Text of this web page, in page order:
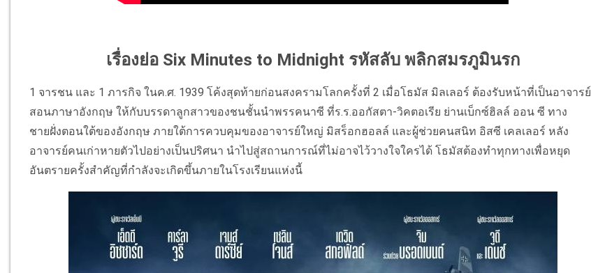
เรื่องย่อ Six Minutes to Midnight รหัสลับ พลิกสมรภูมินรก
1 จารชน และ 1 ภารกิจ ในค.ศ. 1939 โค้งสุดท้ายก่อนสงครามโลกครั้งที่ 2 เมื่อโธมัส มิลเลอร์ ต้องรับหน้าที่เป็นอาจารย์
สอนภาษาอังกฤษ ให้กับบรรดาลูกสาวของชนชั้นนำพรรคนาซี ที่ร.ร.ออกัสตา-วิคตอเรีย ย่านเบ็กซ์ฮิลล์ ออน ซี ทาง
ชายฝั่งตอนใต้ของอังกฤษ ภายใต้การควบคุมของอาจารย์ใหญ่ มิสร็อกฮอลล์ และผู้ช่วยคนสนิท อิสซี เคลเลอร์ หลัง
อาจารย์คนเก่าหายตัวไปอย่างเป็นปริศนา นำไปสู่สถานการณ์ที่ไม่อาจไว้วางใจใครได้ โธมัสต้องทำทุกทางเพื่อหยุด
อันตรายครั้งสำคัญที่กำลังจะเกิดขึ้นภายในโรงเรียนแห่งนี้